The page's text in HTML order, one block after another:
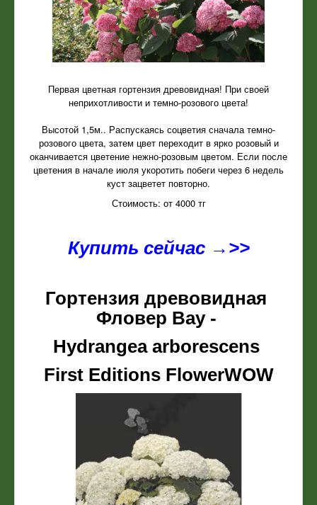
Первая цветная гортензия древовидная! При своей
неприхотливости и темно-розового цвета!
Высотой 1,5м.. Распускаясь соцветия сначала темно-
розового цвета, затем цвет переходит в ярко розовый и
оканчивается цветение нежно-розовым цветом. Если после
цветения в начале июля укоротить побеги через 6 недель
куст зацветет повторно.
Стоимость: от 4000 тг
Купить сейчас →>>
Гортензия древовидная
Фловер Вау -
Hydrangea arborescens
First Editions FlowerWOW